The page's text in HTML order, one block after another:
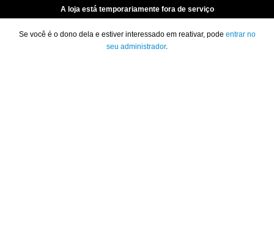
A loja está temporariamente fora de serviço
Se você é o dono dela e estiver interessado em reativar, pode entrar no
seu administrador.